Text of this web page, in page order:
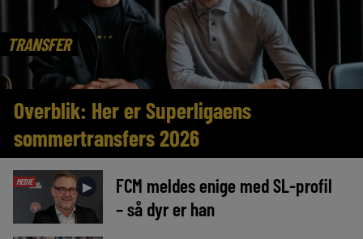
TRANSFER
Overblik: Her er Superligaens
sommertransfers 2026
MEDIE ►
FCM meldes enige med SL-profil
– så dyr er han